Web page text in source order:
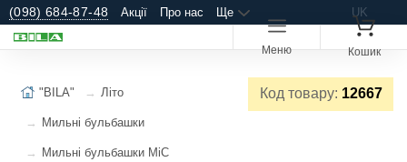
(098) 684-87-48 Акції Про нас Ще UK
Меню Кошик
Код товару: 12667
"BILA" Літо
Мильні бульбашки
Мильні бульбашки MiC